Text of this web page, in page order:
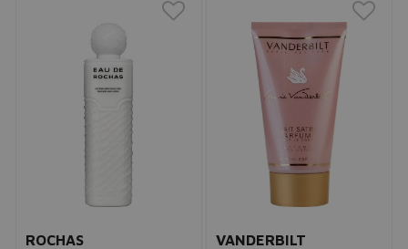
ROCHAS
VANDERBILT